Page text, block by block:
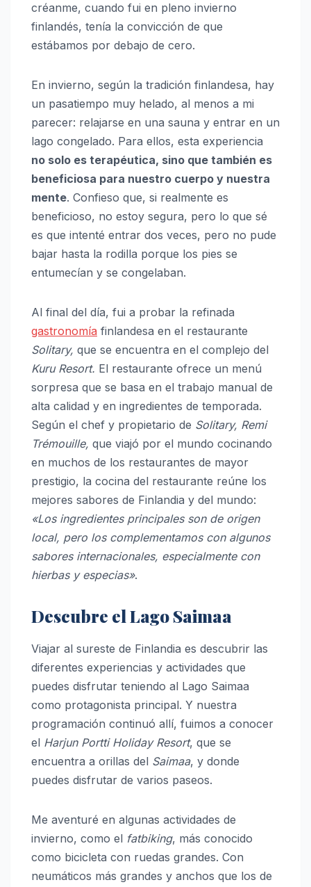
créanme, cuando fui en pleno invierno
finlandés, tenía la convicción de que
estábamos por debajo de cero.
En invierno, según la tradición finlandesa, hay
un pasatiempo muy helado, al menos a mi
parecer: relajarse en una sauna y entrar en un
lago congelado. Para ellos, esta experiencia
no solo es terapéutica, sino que también es
beneficiosa para nuestro cuerpo y nuestra
mente. Confieso que, si realmente es
beneficioso, no estoy segura, pero lo que sé
es que intenté entrar dos veces, pero no pude
bajar hasta la rodilla porque los pies se
entumecían y se congelaban.
Al final del día, fui a probar la refinada
gastronomía finlandesa en el restaurante
Solitary, que se encuentra en el complejo del
Kuru Resort. El restaurante ofrece un menú
sorpresa que se basa en el trabajo manual de
alta calidad y en ingredientes de temporada.
Según el chef y propietario de Solitary, Remi
Trémouille, que viajó por el mundo cocinando
en muchos de los restaurantes de mayor
prestigio, la cocina del restaurante reúne los
mejores sabores de Finlandia y del mundo:
«Los ingredientes principales son de origen
local, pero los complementamos con algunos
sabores internacionales, especialmente con
hierbas y especias».
Descubre el Lago Saimaa
Viajar al sureste de Finlandia es descubrir las
diferentes experiencias y actividades que
puedes disfrutar teniendo al Lago Saimaa
como protagonista principal. Y nuestra
programación continuó allí, fuimos a conocer
el Harjun Portti Holiday Resort, que se
encuentra a orillas del Saimaa, y donde
puedes disfrutar de varios paseos.
Me aventuré en algunas actividades de
invierno, como el fatbiking, más conocido
como bicicleta con ruedas grandes. Con
neumáticos más grandes y anchos que los de